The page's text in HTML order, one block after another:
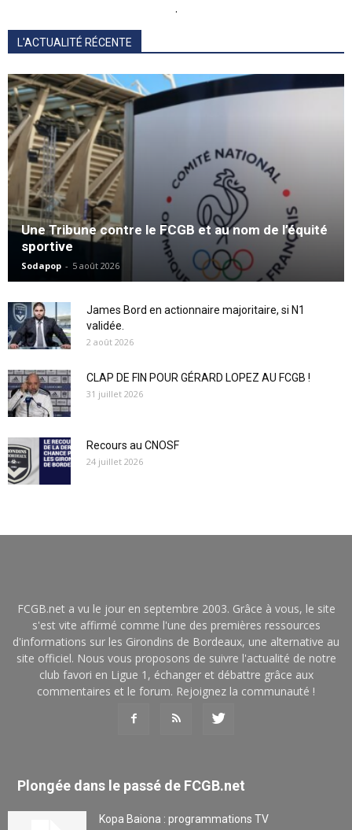
.
L'ACTUALITÉ RÉCENTE
Une Tribune contre le FCGB et au nom de l’équité
sportive
Sodapop - 5 août 2026
James Bord en actionnaire majoritaire, si N1
validée.
2 août 2026
CLAP DE FIN POUR GÉRARD LOPEZ AU FCGB !
31 juillet 2026
Recours au CNOSF
24 juillet 2026
FCGB.net a vu le jour en septembre 2003. Grâce à vous, le site
s'est vite affirmé comme l'une des premières ressources
d'informations sur les Girondins de Bordeaux, une alternative au
site officiel. Nous vous proposons de suivre l'actualité de notre
club favori en Ligue 1, échanger et débattre grâce aux
commentaires et le forum. Rejoignez la communauté !
Plongée dans le passé de FCGB.net
Kopa Baiona : programmations TV